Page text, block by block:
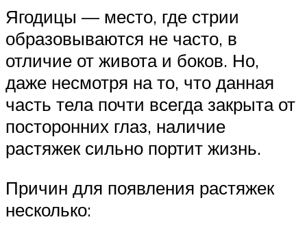
Ягодицы — место, где стрии
образовываются не часто, в
отличие от живота и боков. Но,
даже несмотря на то, что данная
часть тела почти всегда закрыта от
посторонних глаз, наличие
растяжек сильно портит жизнь.
Причин для появления растяжек
несколько: